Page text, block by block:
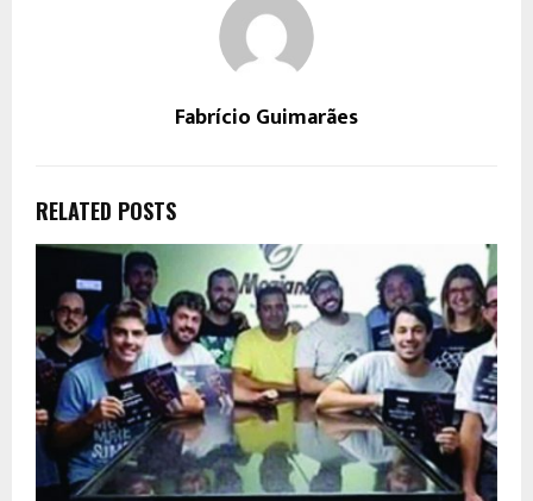
Fabrício Guimarães
RELATED POSTS